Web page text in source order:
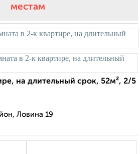
местам
на длительный срок, 52м², 2/5
Ловина 19